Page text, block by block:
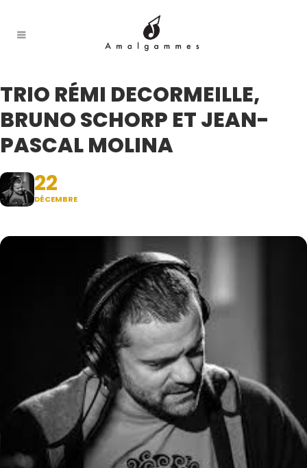
TRIO RÉMI DECORMEILLE,
BRUNO SCHORP ET JEAN-
PASCAL MOLINA
22
DÉCEMBRE